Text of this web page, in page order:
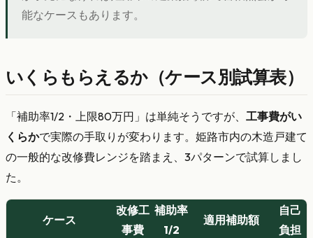
能なケースもあります。
いくらもらえるか（ケース別試算表）
「補助率1/2・上限80万円」は単純そうですが、 工事費がい
くらかで実際の手取りが変わります。姫路市内の木造戸建て
の一般的な改修費レンジを踏まえ、3パターンで試算しまし
た。
ケース
改修工
事費
補助率
1/2
適用補助額
自己
負担